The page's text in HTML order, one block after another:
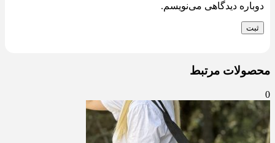
دوباره دیدگاهی می‌نویسم.
محصولات مرتبط
0